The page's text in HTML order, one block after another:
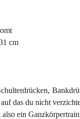
cm
das du nicht
ein